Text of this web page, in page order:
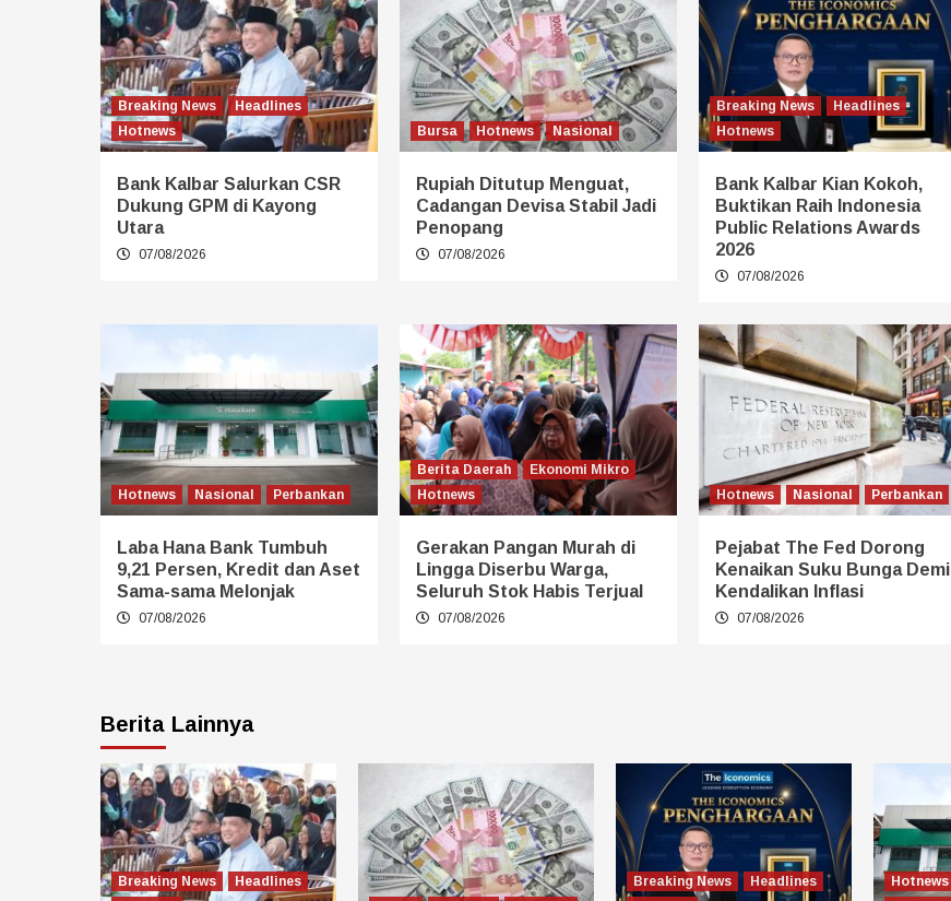
Breaking News
Headlines
Hotnews
Bank Kalbar Salurkan CSR
Dukung GPM di Kayong
Utara
07/08/2026
Bursa Hotnews Nasional
Rupiah Ditutup Menguat,
Cadangan Devisa Stabil Jadi
Penopang
07/08/2026
Breaking News
Headlines
Hotnews
Bank Kalbar Kian Kokoh,
Buktikan Raih Indonesia
Public Relations Awards
2026
07/08/2026
Hotnews Nasional Perbankan
Laba Hana Bank Tumbuh
9,21 Persen, Kredit dan Aset
Sama-sama Melonjak
07/08/2026
Berita Daerah
Ekonomi Mikro
Hotnews
Gerakan Pangan Murah di
Lingga Diserbu Warga,
Seluruh Stok Habis Terjual
07/08/2026
Hotnews Nasional Perbankan
Pejabat The Fed Dorong
Kenaikan Suku Bunga Demi
Kendalikan Inflasi
07/08/2026
Berita Lainnya
Breaking News
Headlines
Breaking News
Headlines
Hotnews